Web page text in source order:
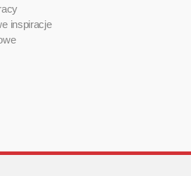
inspiracje